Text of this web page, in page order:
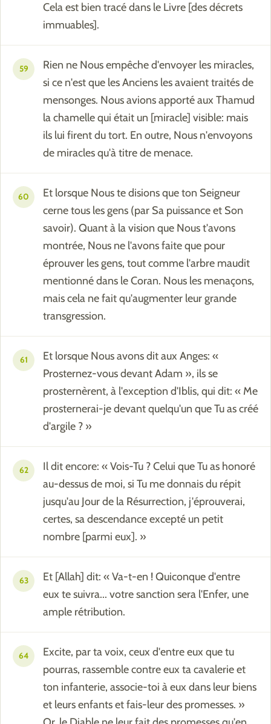
Cela est bien tracé dans le Livre [des décrets
immuables].
59
Rien ne Nous empêche d'envoyer les miracles,
si ce n'est que les Anciens les avaient traités de
mensonges. Nous avions apporté aux Thamud
la chamelle qui était un [miracle] visible: mais
ils lui firent du tort. En outre, Nous n'envoyons
de miracles qu'à titre de menace.
60
Et lorsque Nous te disions que ton Seigneur
cerne tous les gens (par Sa puissance et Son
savoir). Quant à la vision que Nous t'avons
montrée, Nous ne l'avons faite que pour
éprouver les gens, tout comme l'arbre maudit
mentionné dans le Coran. Nous les menaçons,
mais cela ne fait qu'augmenter leur grande
transgression.
61
Et lorsque Nous avons dit aux Anges: «
Prosternez-vous devant Adam », ils se
prosternèrent, à l'exception d'Iblis, qui dit: « Me
prosternerai-je devant quelqu'un que Tu as créé
d'argile ? »
62
Il dit encore: « Vois-Tu ? Celui que Tu as honoré
au-dessus de moi, si Tu me donnais du répit
jusqu'au Jour de la Résurrection, j'éprouverai,
certes, sa descendance excepté un petit
nombre [parmi eux]. »
63
Et [Allah] dit: « Va-t-en ! Quiconque d'entre
eux te suivra... votre sanction sera l'Enfer, une
ample rétribution.
64
Excite, par ta voix, ceux d'entre eux que tu
pourras, rassemble contre eux ta cavalerie et
ton infanterie, associe-toi à eux dans leur biens
et leurs enfants et fais-leur des promesses. »